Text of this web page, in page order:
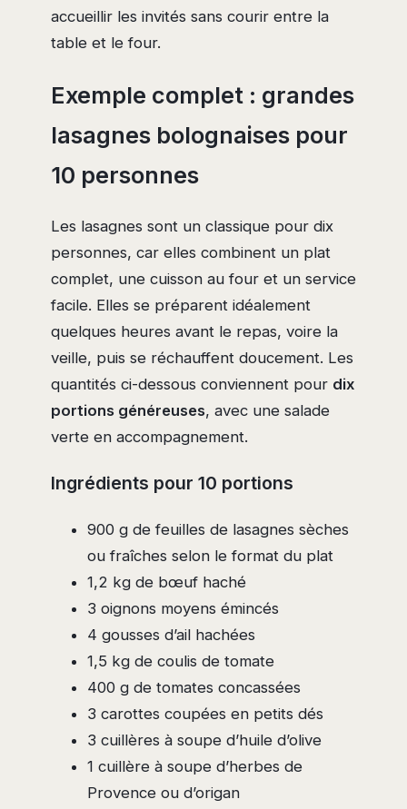
accueillir les invités sans courir entre la
table et le four.
Exemple complet : grandes
lasagnes bolognaises pour
10 personnes
Les lasagnes sont un classique pour dix
personnes, car elles combinent un plat
complet, une cuisson au four et un service
facile. Elles se préparent idéalement
quelques heures avant le repas, voire la
veille, puis se réchauffent doucement. Les
quantités ci-dessous conviennent pour dix
portions généreuses, avec une salade
verte en accompagnement.
Ingrédients pour 10 portions
900 g de feuilles de lasagnes sèches
ou fraîches selon le format du plat
1,2 kg de bœuf haché
3 oignons moyens émincés
4 gousses d’ail hachées
1,5 kg de coulis de tomate
400 g de tomates concassées
3 carottes coupées en petits dés
3 cuillères à soupe d’huile d’olive
1 cuillère à soupe d’herbes de
Provence ou d’origan